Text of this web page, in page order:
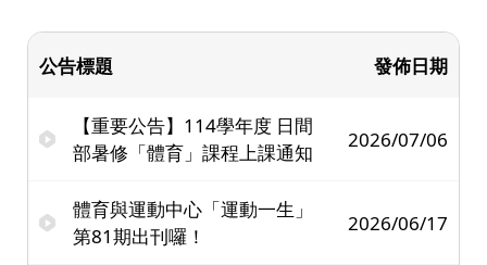
公告標題 發佈日期
【重要公告】114學年度 日間
部暑修「體育」課程上課通知
2026/07/06
體育與運動中心「運動一生」
第81期出刊囉！
2026/06/17